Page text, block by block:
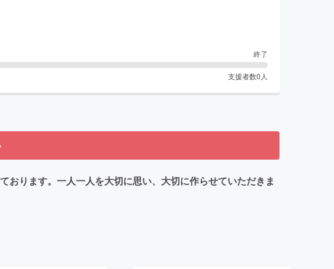
終了
支援者数0 人
ります。一人一人を大切に思い、大切に作らせていただきま